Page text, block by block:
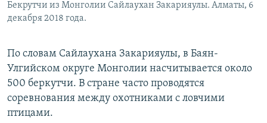
Бекрутчи из Монголии Сайлаухан Закарияулы. Алматы, 6
декабря 2018 года.
По словам Сайлаухана Закарияулы, в Баян-
Улгийском округе Монголии насчитывается около
500 беркутчи. В стране часто проводятся
соревнования между охотниками с ловчими
птицами.